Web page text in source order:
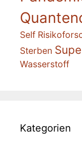
Self
Sterben
Wasserstoff
Kategorien